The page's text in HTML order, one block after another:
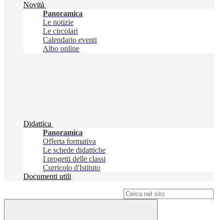
Novità
Panoramica
Le notizie
Le circolari
Calendario eventi
Albo online
Didattica
Panoramica
Offerta formativa
Le schede didattiche
I progetti delle classi
Curricolo d'Istituto
Documenti utili